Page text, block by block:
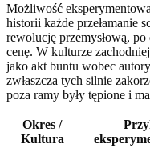
Możliwość
historii każde przełamanie
rewolucję przemysłową, po
cenę. W kulturze
jako akt buntu wobec
zwłaszcza tych silnie
poza ramy były tępione i
Okres /
Kultura